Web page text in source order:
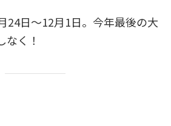
24日〜12月1日。今年最後の大
く！